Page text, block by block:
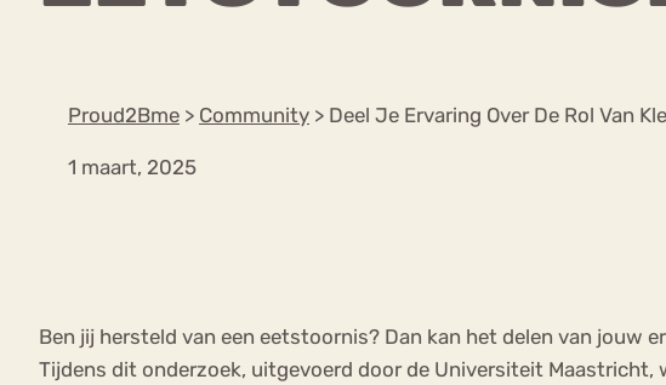
Proud2Bme > Community > Deel Je Ervaring Over De Rol Van
1 maart, 2025
Ben jij hersteld van een eetstoornis? Dan kan het delen van jouw
Tijdens dit onderzoek, uitgevoerd door de Universiteit
VEEL GEZOCHTE TERMEN